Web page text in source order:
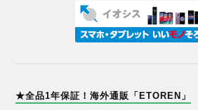
★全品1年保証！海外通販「ETOREN」